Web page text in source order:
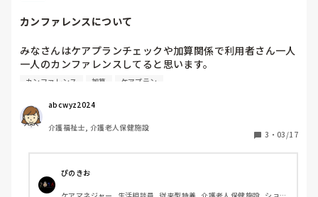
カンファレンスについて
みなさんはケアプランチェックや加算関係で利用者さん一人
一人のカンファレンスしてると思います。
ケアマネや栄養士など全職種が集まる前段階として介護員だ
間をかけてカンファしてますか？
カンファレンス 加算 ケアプラン
abcwyz2024
介護福祉士, 介護老人保健施設
3 ・ 03/17
ぴのきお